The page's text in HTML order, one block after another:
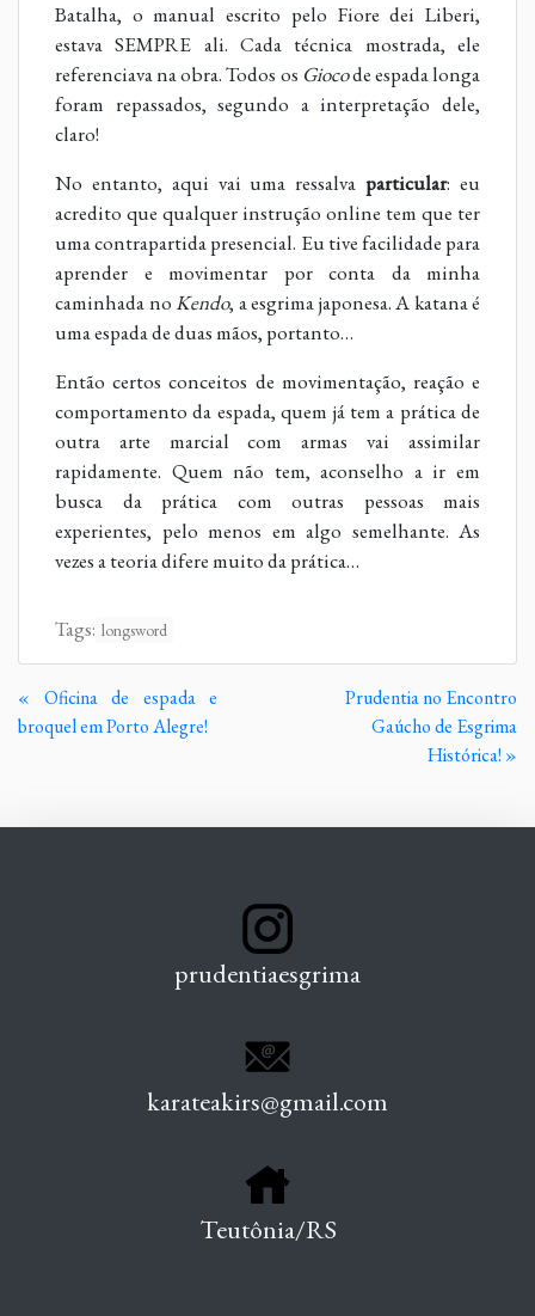
Batalha, o manual escrito pelo Fiore dei Liberi,
estava SEMPRE ali. Cada técnica mostrada, ele
referenciava na obra. Todos os Giocode espada longa
foram repassados, segundo a interpretação dele,
claro!
No entanto, aqui vai uma ressalva particular: eu
acredito que qualquer instrução online tem que ter
uma contrapartida presencial. Eu tive facilidade para
aprender e movimentar por conta da minha
caminhada noKendo, a esgrima japonesa. A katana é
uma espada de duas mãos, portanto…
Então certos conceitos de movimentação, reação e
comportamento da espada, quem já tem a prática de
outra arte marcial com armas vai assimilar
rapidamente. Quem não tem, aconselho a ir em
busca da prática com outras pessoas mais
experientes, pelo menos em algo semelhante. As
vezes a teoria difere muito da prática…
Tags: longsword
Continue
Lendo
« Oficina de espada e
broquel em Porto Alegre!
Prudentia no Encontro
Gaúcho de Esgrima
Histórica! »
prudentiaesgrima
karateakirs@gmail.com
Teutônia/RS